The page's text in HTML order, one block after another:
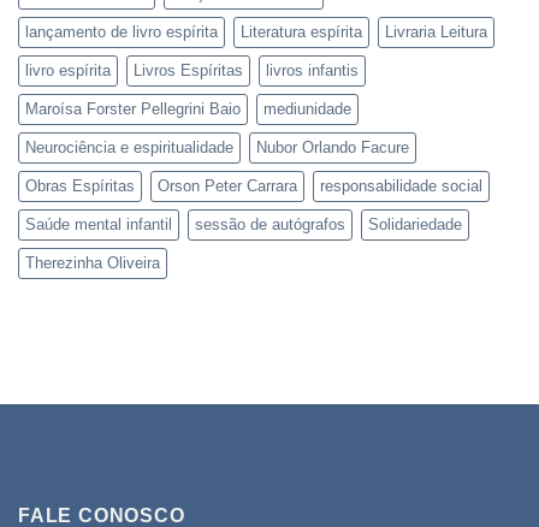
lançamento de livro espírita Literatura espírita Livraria Leitura
livro espírita Livros Espíritas livros infantis
Maroísa Forster Pellegrini Baio mediunidade
Neurociência e espiritualidade Nubor Orlando Facure
Obras Espíritas Orson Peter Carrara responsabilidade social
Saúde mental infantil sessão de autógrafos Solidariedade
Therezinha Oliveira
FALE CONOSCO